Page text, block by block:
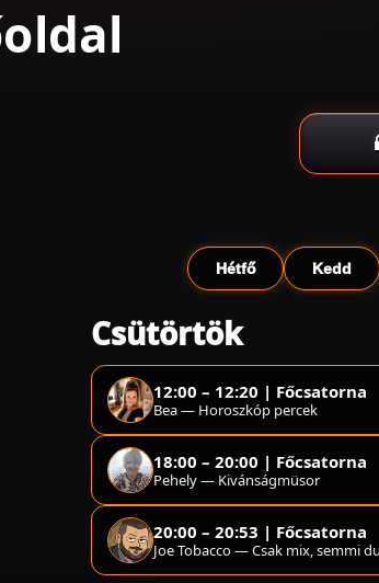
Hétfő Kedd
Csütörtök
12:00 – 12:20 | Főcsatorna
Bea — Horoszkóp percek
18:00 – 20:00 | Főcsatorna
Pehely — Kivánságmüsor
20:00 – 20:53 | Főcsatorna
Joe Tobacco — Csak mix, semmi